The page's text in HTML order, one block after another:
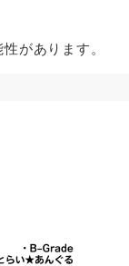
があります。